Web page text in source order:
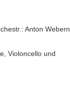
Anton
Violoncello und